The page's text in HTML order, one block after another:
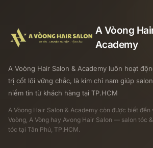
A Vòong
Academy
A Voòng Hair Salon & Academy luôn hoạt
trị cốt lõi vững chắc, là kim chỉ nam giúp
niềm tin từ khách hàng tại TP.HCM
A Vòong Hair Salon & Academy còn được biết đến
Voòng, A Vòng hay Avong Hair Salon — salon tóc
tóc tại Tân Phú, TP.HCM.